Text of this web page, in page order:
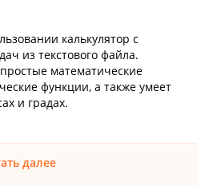
калькулятор с
из текстового файла.
математические
функции, а также умеет
и градах.
далее